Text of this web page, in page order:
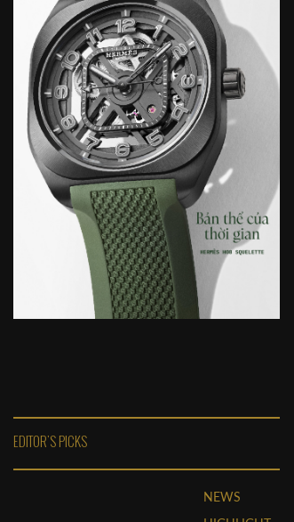
EDITOR'S PICKS
NEWS